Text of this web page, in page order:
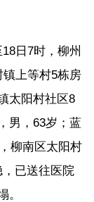
老年
日7时，柳州
上等村5栋房
太阳村社区8
男，63岁；蓝
柳南区太阳村
已送往医院
。